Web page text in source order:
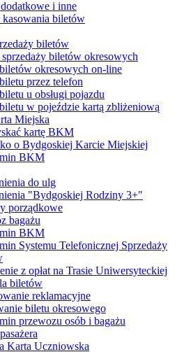
i inne
kasowania biletów
biletów
biletów okresowych
okresowych on-line
przez telefon
u obsługi pojazdu
w pojeździe kartą zbliżeniową
Miejska
kartę BKM
o Bydgoskiej Karcie Miejskiej
BKM
do ulg
"Bydgoskiej Rodziny 3+"
porządkowe
bagażu
BKM
Systemu Telefonicznej Sprzedaży
z opłat na Trasie Uniwersyteckiej
biletów
reklamacyjne
biletu okresowego
przewozu osób i bagażu
Karta Uczniowska